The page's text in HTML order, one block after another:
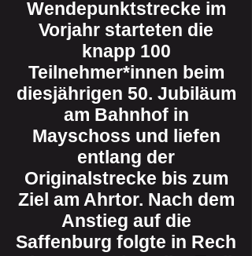
Wendepunktstrecke im
Vorjahr starteten die
knapp 100
Teilnehmer*innen beim
diesjährigen 50. Jubiläum
am Bahnhof in
Mayschoss und liefen
entlang der
Originalstrecke bis zum
Ziel am Ahrtor. Nach dem
Anstieg auf die
Saffenburg folgte in Rech